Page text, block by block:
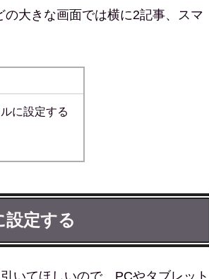
大きな画面では横に2記事、スマ
に設定する
定する
いてほしいので、PCやタブレット